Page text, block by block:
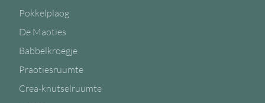
Pokkelplaog
De Maoties
Babbelkroegje
Praotiesruumte
Crea-knutselruumte